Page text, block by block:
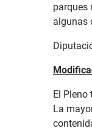
parques
algunas
El
La